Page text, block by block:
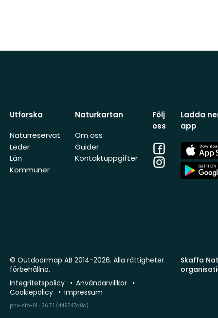
Utforska
Naturreservat
Leder
Län
Kommuner
Naturkartan
Om oss
Guider
Kontaktuppgifter
Följ
oss
Facebook
Instagram
Ladda
app
App
Store
App
Store
Skaffa
© Outdoormap AB 2014-2026. Alla rättigheter
förbehållna.
Integritetspolicy
Användarvillkor
Cookiepolicy
Impressum
phx-sto-01 · 26.7.1 (449747a8c)